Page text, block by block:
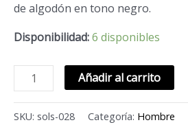
de algodón en tono negro.
Disponibilidad:6 disponibles
Añadir al carrito
SKU: sols-028 Categoría: Hombre